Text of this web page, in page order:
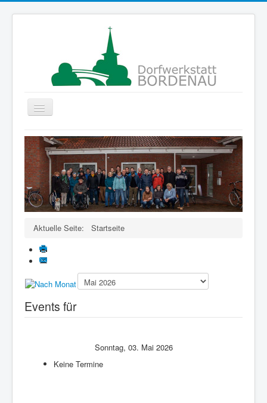
Navigation
an/aus
Startseite
Gruppen
Der Verein
Projekte
Kontakte
Presse
Aktuelle Seite: Startseite
Events für
Sonntag, 03. Mai 2026
Keine Termine